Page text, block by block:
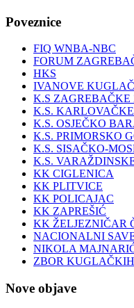
Poveznice
FIQ WNBA-NBC
FORUM
HKS
IVANOVE
K.S ZAGREBAČKE
K.S.
K.S. OSJEČKO
K.S. PRIMORSKO
K.S. SISAČKO-
K.S.
KK CIGLENICA
KK PLITVICE
KK POLICAJAC
KK ZAPREŠIĆ
KK ŽELJEZNIČAR
NACIONALNI
NIKOLA
ZBOR
Nove objave